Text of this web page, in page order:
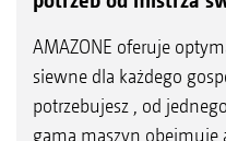
AMAZONE oferuje
siewne dla każdego
potrzebujesz , od
gama maszyn